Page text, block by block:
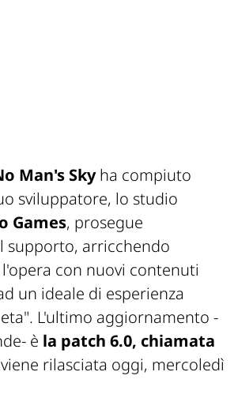
Man's Skyha compiuto
sviluppatore, lo studio
Games, prosegue
supporto, arricchendo
con nuovi contenuti
un ideale di esperienza
L'ultimo aggiornamento -
è la patch 6.0, chiamata
rilasciata oggi, mercoledì